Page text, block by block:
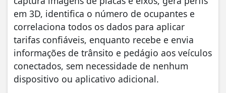
em 3D, identifica o número de ocupantes e
correlaciona todos os dados para aplicar
tarifas confiáveis, enquanto recebe e envia
informações de trânsito e pedágio aos veículos
conectados, sem necessidade de nenhum
dispositivo ou aplicativo adicional.